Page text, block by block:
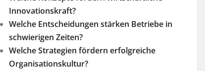
Innovationskraft?
Welche Entscheidungen stärken Betriebe in
schwierigen Zeiten?
Welche Strategien fördern erfolgreiche
Organisationskultur?